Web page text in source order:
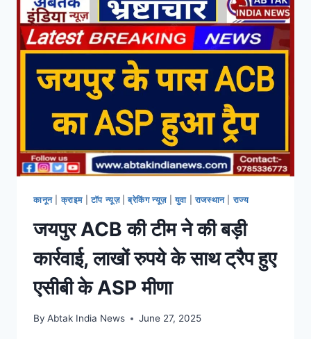
कानून| क्राइम| टॉप न्यूज़|ब्रेकिंग न्यूज़| युवा| राजस्थान| राज्य
जयपुर ACB की टीम ने की बड़ी
कार्रवाई, लाखों रुपये के साथ ट्रैप हुए
एसीबी के ASP मीणा
By Abtak India News June 27, 2025